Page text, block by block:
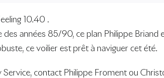
10.40 .
des années 85/90, ce plan Philippe Briand
ce voilier est prêt à naviguer cet été.
contact Philippe Froment ou